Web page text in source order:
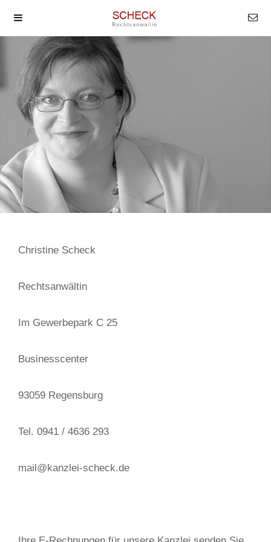
Christine Scheck
Rechtsanwältin
Im Gewerbepark C 25
Businesscenter
93059 Regensburg
Tel. 0941 / 4636 293
mail@kanzlei-scheck.de